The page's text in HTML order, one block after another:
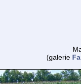
(galerie